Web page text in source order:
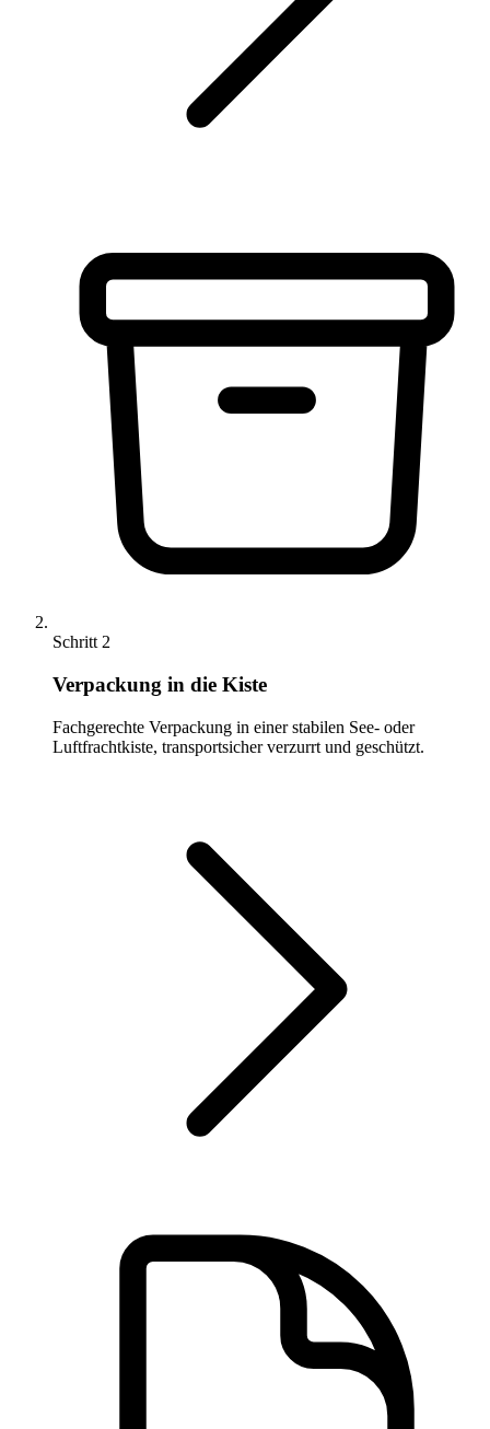
Schritt 2
Verpackung in die Kiste
Fachgerechte Verpackung in einer stabilen See- oder
Luftfrachtkiste, transportsicher verzurrt und geschützt.